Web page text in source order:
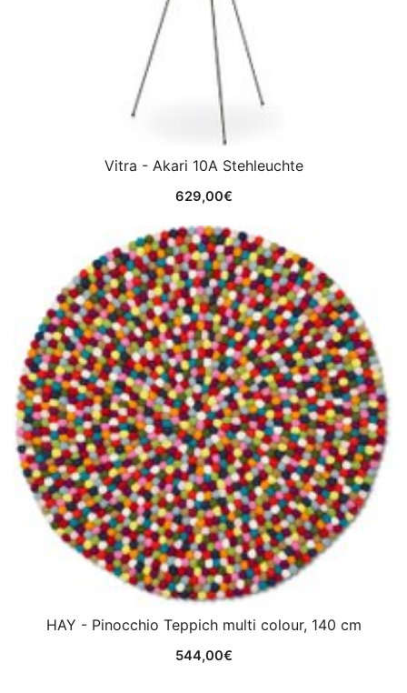
Vitra - Akari 10A Stehleuchte
629,00€
HAY - Pinocchio Teppich multi colour, 140 cm
544,00€